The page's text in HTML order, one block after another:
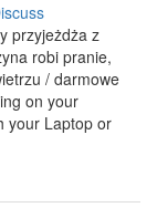
przyjeżdża z
robi pranie,
/ darmowe
on your
your Laptop or